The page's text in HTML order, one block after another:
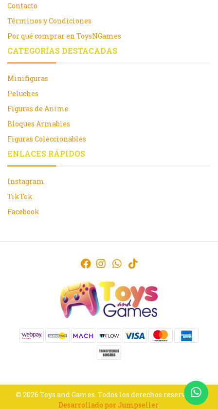
Contacto
Términos y Condiciones
Por qué comprar en ToysNGames
CATEGORÍAS DESTACADAS
Minifiguras
Peluches
Figuras de Anime
Bloques Armables
Figuras Coleccionables
ENLACES RÁPIDOS
Instagram
TikTok
Facebook
© 2026 Toys and Games. Todos los derechos reservados.
Desarrollado por Jumpseller.